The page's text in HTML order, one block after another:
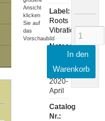
Ansicht
klicken
Sie auf
das
Vorschaubild
Label:
Roots
Vibration
Notes:
ROOTS24
Release:
2020-
April
Catalog
Nr.:
In den
Warenkorb